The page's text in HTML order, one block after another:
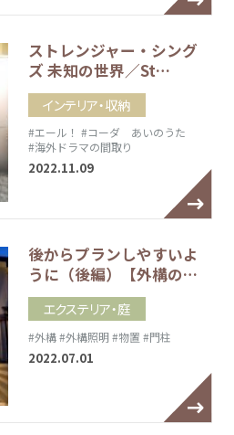
ストレンジャー・シング
ズ 未知の世界／St…
インテリア・収納
#エール！ #コーダ あいのうた
#海外ドラマの間取り
2022.11.09
後からプランしやすいよ
うに（後編）【外構の…
エクステリア・庭
#外構#外構照明 #物置 #門柱
2022.07.01